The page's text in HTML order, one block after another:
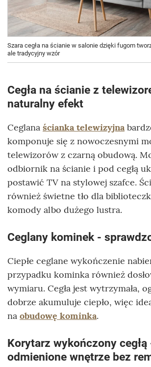
Szara cegła na ścianie w salonie dzięki fugom
ale tradycyjny wzór
Cegła na ścianie z
naturalny efekt
Ceglana ścianka telewizyjna
komponuje się z nowoczesnymi
telewizorów z czarną obudową.
odbiornik na ścianie i pod cegłą
postawić TV na stylowej szafce.
również świetne tło dla
komody albo dużego lustra.
Ceglany kominek -
Ciepłe ceglane wykończenie
przypadku kominka również
wymiaru. Cegła jest wytrzymała,
dobrze akumuluje ciepło, więc
na obudowę kominka.
Korytarz wykończony cegłą
odmienione wnętrze bez